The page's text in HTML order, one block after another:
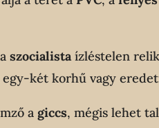
aszocialistaízléstelen
két korhű vagy
a giccs, mégis lehet